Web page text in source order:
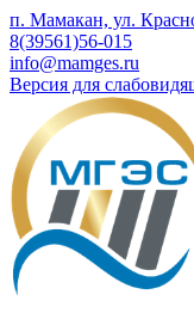
п. Мамакан, ул.
8(39561)56-015
info@mamges.ru
Версия для